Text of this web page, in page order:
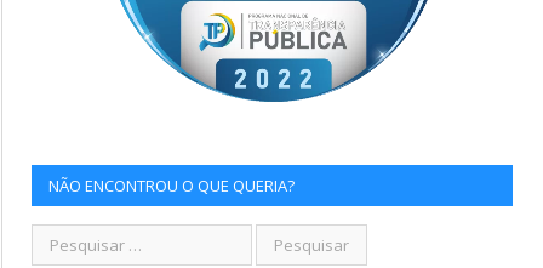
NÃO ENCONTROU O QUE QUERIA?